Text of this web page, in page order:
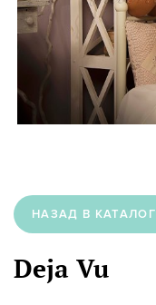
НАЗАД В КАТАЛОГ
Deja Vu